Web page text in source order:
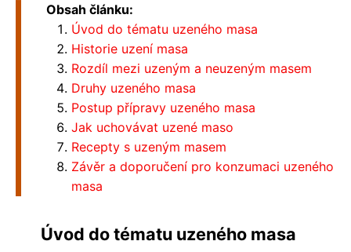
Obsah článku:
Úvod do tématu uzeného masa
Historie uzení masa
Rozdíl mezi uzeným a neuzeným masem
Druhy uzeného masa
Postup přípravy uzeného masa
Jak uchovávat uzené maso
Recepty s uzeným masem
Závěr a doporučení pro konzumaci uzeného
masa
Úvod do tématu uzeného masa